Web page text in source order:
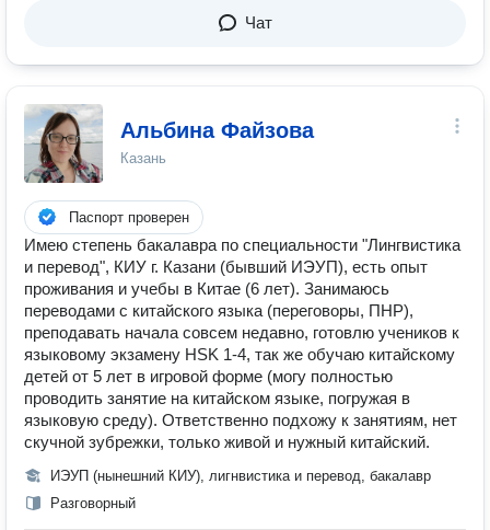
Чат
Альбина Файзова
Казань
Паспорт проверен
Имею степень бакалавра по специальности "Лингвистика
и перевод", КИУ г. Казани (бывший ИЭУП), есть опыт
проживания и учебы в Китае (6 лет). Занимаюсь
переводами с китайского языка (переговоры, ПНР),
преподавать начала совсем недавно, готовлю учеников к
языковому экзамену HSK 1-4, так же обучаю китайскому
детей от 5 лет в игровой форме (могу полностью
проводить занятие на китайском языке, погружая в
языковую среду). Ответственно подхожу к занятиям, нет
скучной зубрежки, только живой и нужный китайский.
ИЭУП (нынешний КИУ), лигнвистика и перевод, бакалавр
Разговорный